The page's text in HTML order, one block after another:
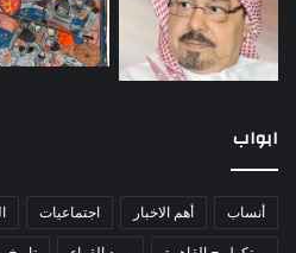
ابواب
أنساب أهم الاخبار اجتماعيات